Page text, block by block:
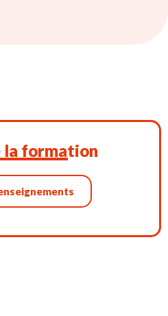
la formation